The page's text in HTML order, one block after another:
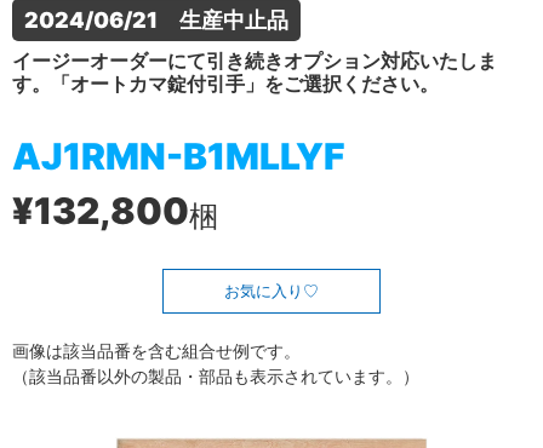
2024/06/21　生産中止品
イージーオーダーにて引き続きオプション対応いたしま
す。「オートカマ錠付引手」をご選択ください。
AJ1RMN-B1MLLYF
¥132,800梱
お気に入り
画像は該当品番を含む組合せ例です。
（該当品番以外の製品・部品も表示されています。）